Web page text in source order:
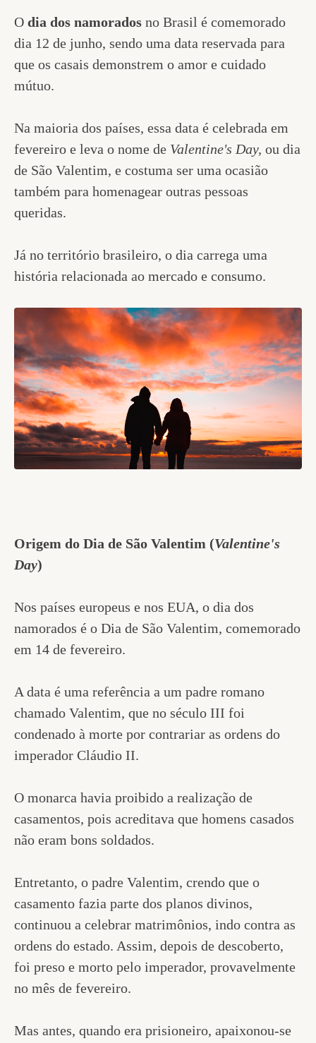
O dia dos namorados no Brasil é comemorado
dia 12 de junho, sendo uma data reservada para
que os casais demonstrem o amor e cuidado
mútuo.
Na maioria dos países, essa data é celebrada em
fevereiro e leva o nome de Valentine's Day, ou dia
de São Valentim, e costuma ser uma ocasião
também para homenagear outras pessoas
queridas.
Já no território brasileiro, o dia carrega uma
história relacionada ao mercado e consumo.
Origem do Dia de São Valentim (Valentine's
Day)
Nos países europeus e nos EUA, o dia dos
namorados é o Dia de São Valentim, comemorado
em 14 de fevereiro.
A data é uma referência a um padre romano
chamado Valentim, que no século III foi
condenado à morte por contrariar as ordens do
imperador Cláudio II.
O monarca havia proibido a realização de
casamentos, pois acreditava que homens casados
não eram bons soldados.
Entretanto, o padre Valentim, crendo que o
casamento fazia parte dos planos divinos,
continuou a celebrar matrimônios, indo contra as
ordens do estado. Assim, depois de descoberto,
foi preso e morto pelo imperador, provavelmente
no mês de fevereiro.
Mas antes, quando era prisioneiro, apaixonou-se